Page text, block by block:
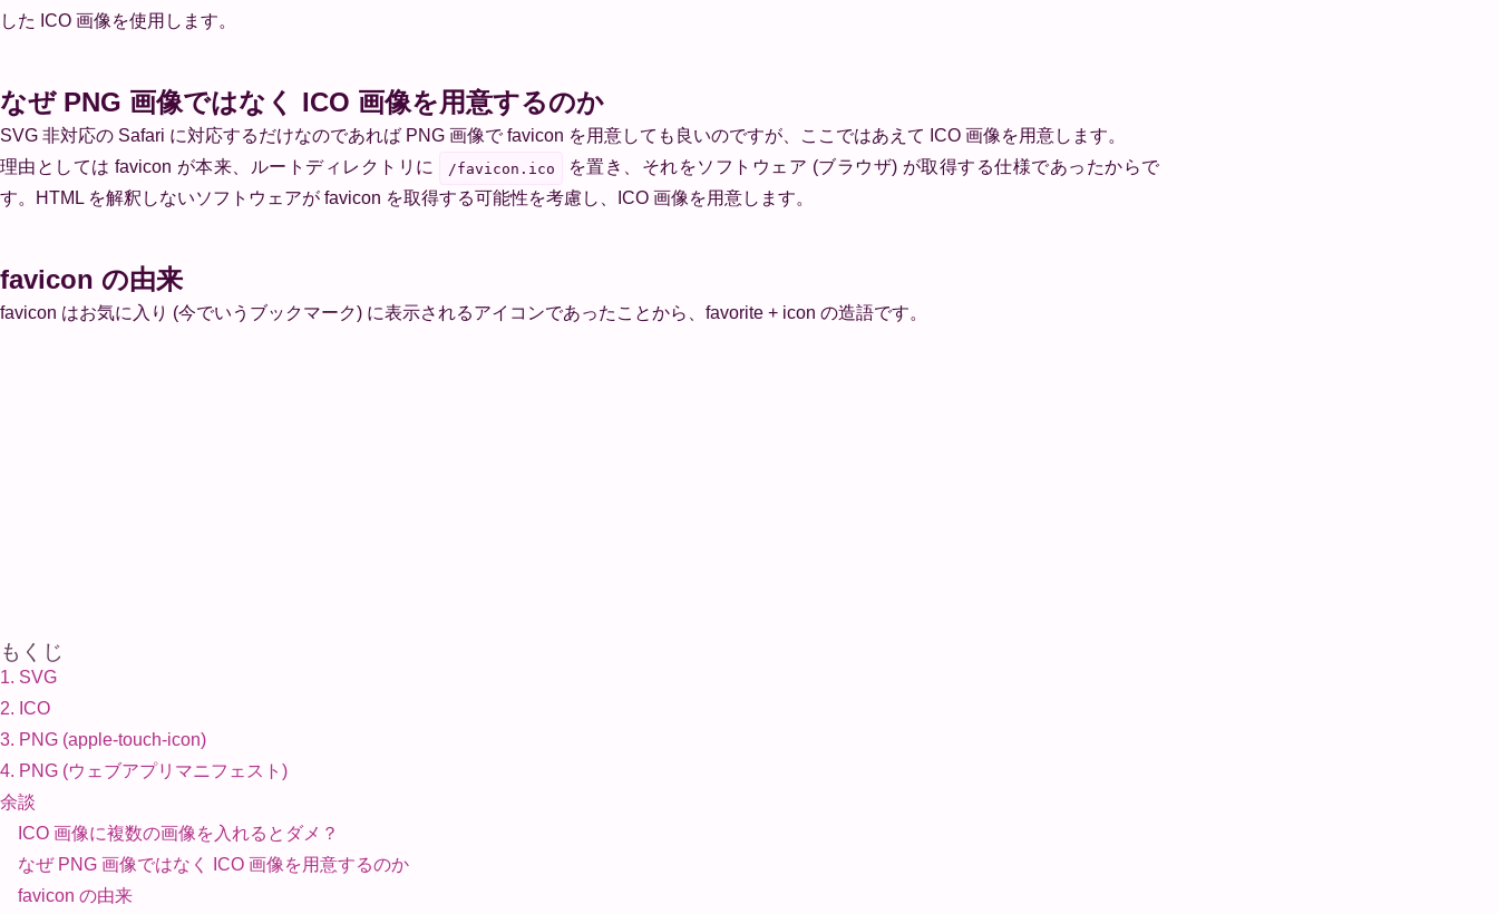
した ICO 画像を使用します。
なぜ PNG 画像ではなく ICO 画像を用意するのか
SVG 非対応の Safari に対応するだけなのであれば PNG 画像で favicon を用意しても良いのですが、ここではあえて ICO 画像を用意します。
理由としては favicon が本来、ルートディレクトリに
/favicon.ico
を置き、それをソフトウェア (ブラウザ) が取得する仕様であったからで
す。HTML を解釈しないソフトウェアが favicon を取得する可能性を考慮し、ICO 画像を用意します。
favicon の由来
favicon はお気に入り (今でいうブックマーク) に表示されるアイコンであったことから、favorite + icon の造語です。
もくじ
1. SVG
2. ICO
3. PNG (apple-touch-icon)
4. PNG (ウェブアプリマニフェスト)
余談
ICO 画像に複数の画像を入れるとダメ？
なぜ PNG 画像ではなく ICO 画像を用意するのか
favicon の由来